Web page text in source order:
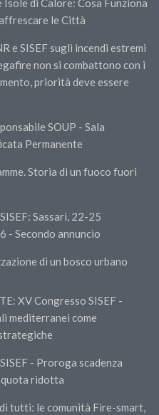
Isole di Calore: Cosa Funziona
le Città
e SISEF sugli incendi estremi
non si combattono con i
priorità deve essere
SOUP - Sala
Permanente
Storia di un fuoco fuori
Sassari, 22-25
- Secondo annuncio
di un bosco urbano
XV Congresso SISEF -
mediterranei come
- Proroga scadenza
ridotta
tutti: le comunità Fire-smart,